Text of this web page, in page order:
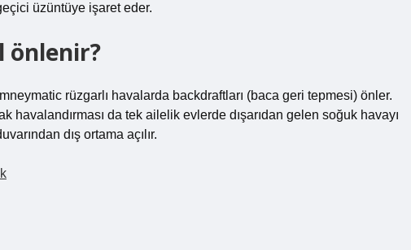
üzüntüye işaret eder.
önlenir?
rüzgarlı havalarda backdraftları (baca geri tepmesi) önler.
havalandırması da tek ailelik evlerde dışarıdan gelen soğuk havayı
dış ortama açılır.